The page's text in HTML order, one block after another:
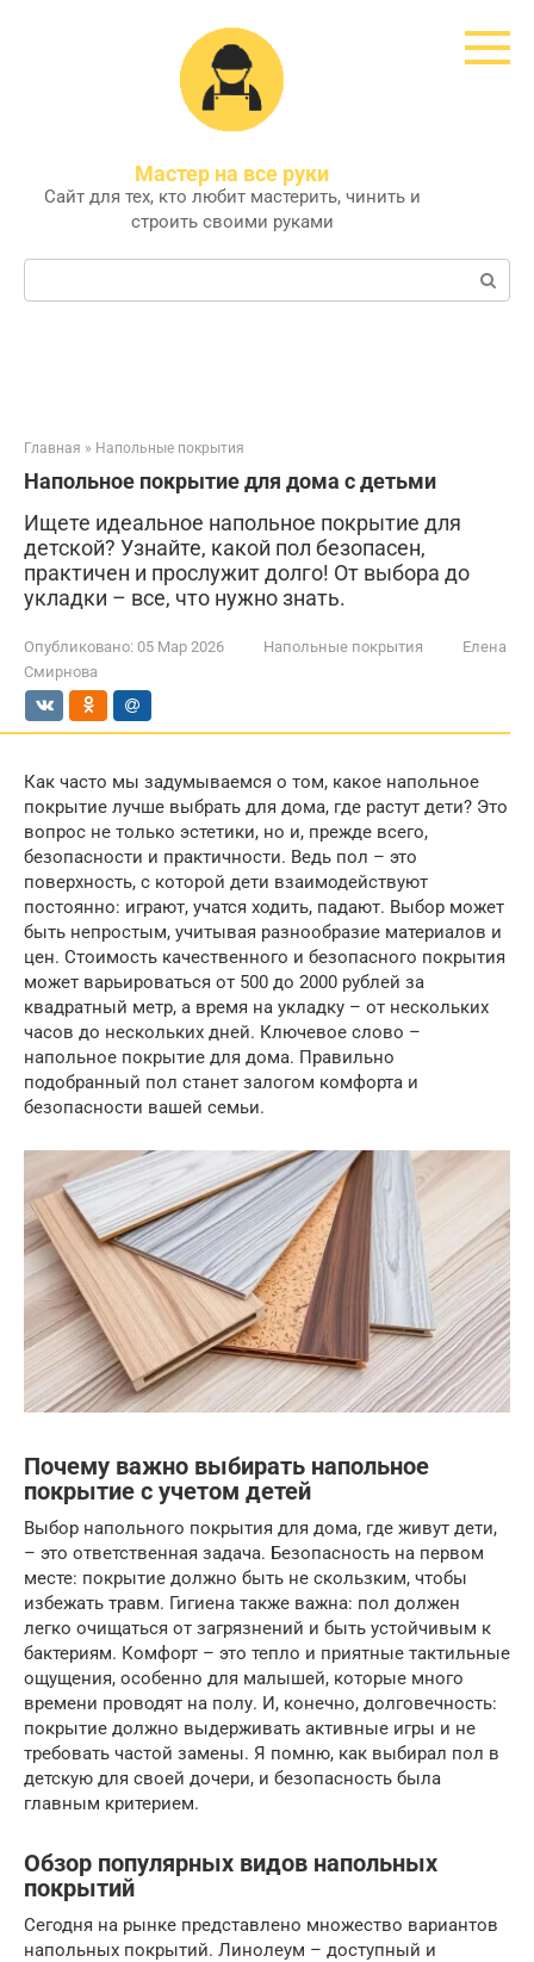
Мастер на все руки
Сайт для тех, кто любит мастерить, чинить и
строить своими руками
Поиск:
Главная » Напольные покрытия
Напольное покрытие для дома с детьми
Ищете идеальное напольное покрытие для
детской? Узнайте, какой пол безопасен,
практичен и прослужит долго! От выбора до
укладки – все, что нужно знать.
Опубликовано: 05 Мар 2026 Напольные покрытия
Елена
Смирнова
Как часто мы задумываемся о том, какое напольное
покрытие лучше выбрать для дома, где растут дети? Это
вопрос не только эстетики, но и, прежде всего,
безопасности и практичности. Ведь пол – это
поверхность, с которой дети взаимодействуют
постоянно: играют, учатся ходить, падают. Выбор может
быть непростым, учитывая разнообразие материалов и
цен. Стоимость качественного и безопасного покрытия
может варьироваться от 500 до 2000 рублей за
квадратный метр, а время на укладку – от нескольких
часов до нескольких дней. Ключевое слово –
напольное покрытие для дома. Правильно
подобранный пол станет залогом комфорта и
безопасности вашей семьи.
Почему важно выбирать напольное
покрытие с учетом детей
Выбор напольного покрытия для дома, где живут дети,
– это ответственная задача. Безопасность на первом
месте: покрытие должно быть не скользким, чтобы
избежать травм. Гигиена также важна: пол должен
легко очищаться от загрязнений и быть устойчивым к
бактериям. Комфорт – это тепло и приятные тактильные
ощущения, особенно для малышей, которые много
времени проводят на полу. И, конечно, долговечность:
покрытие должно выдерживать активные игры и не
требовать частой замены. Я помню, как выбирал пол в
детскую для своей дочери, и безопасность была
главным критерием.
Обзор популярных видов напольных
покрытий
Сегодня на рынке представлено множество вариантов
напольных покрытий. Линолеум – доступный и